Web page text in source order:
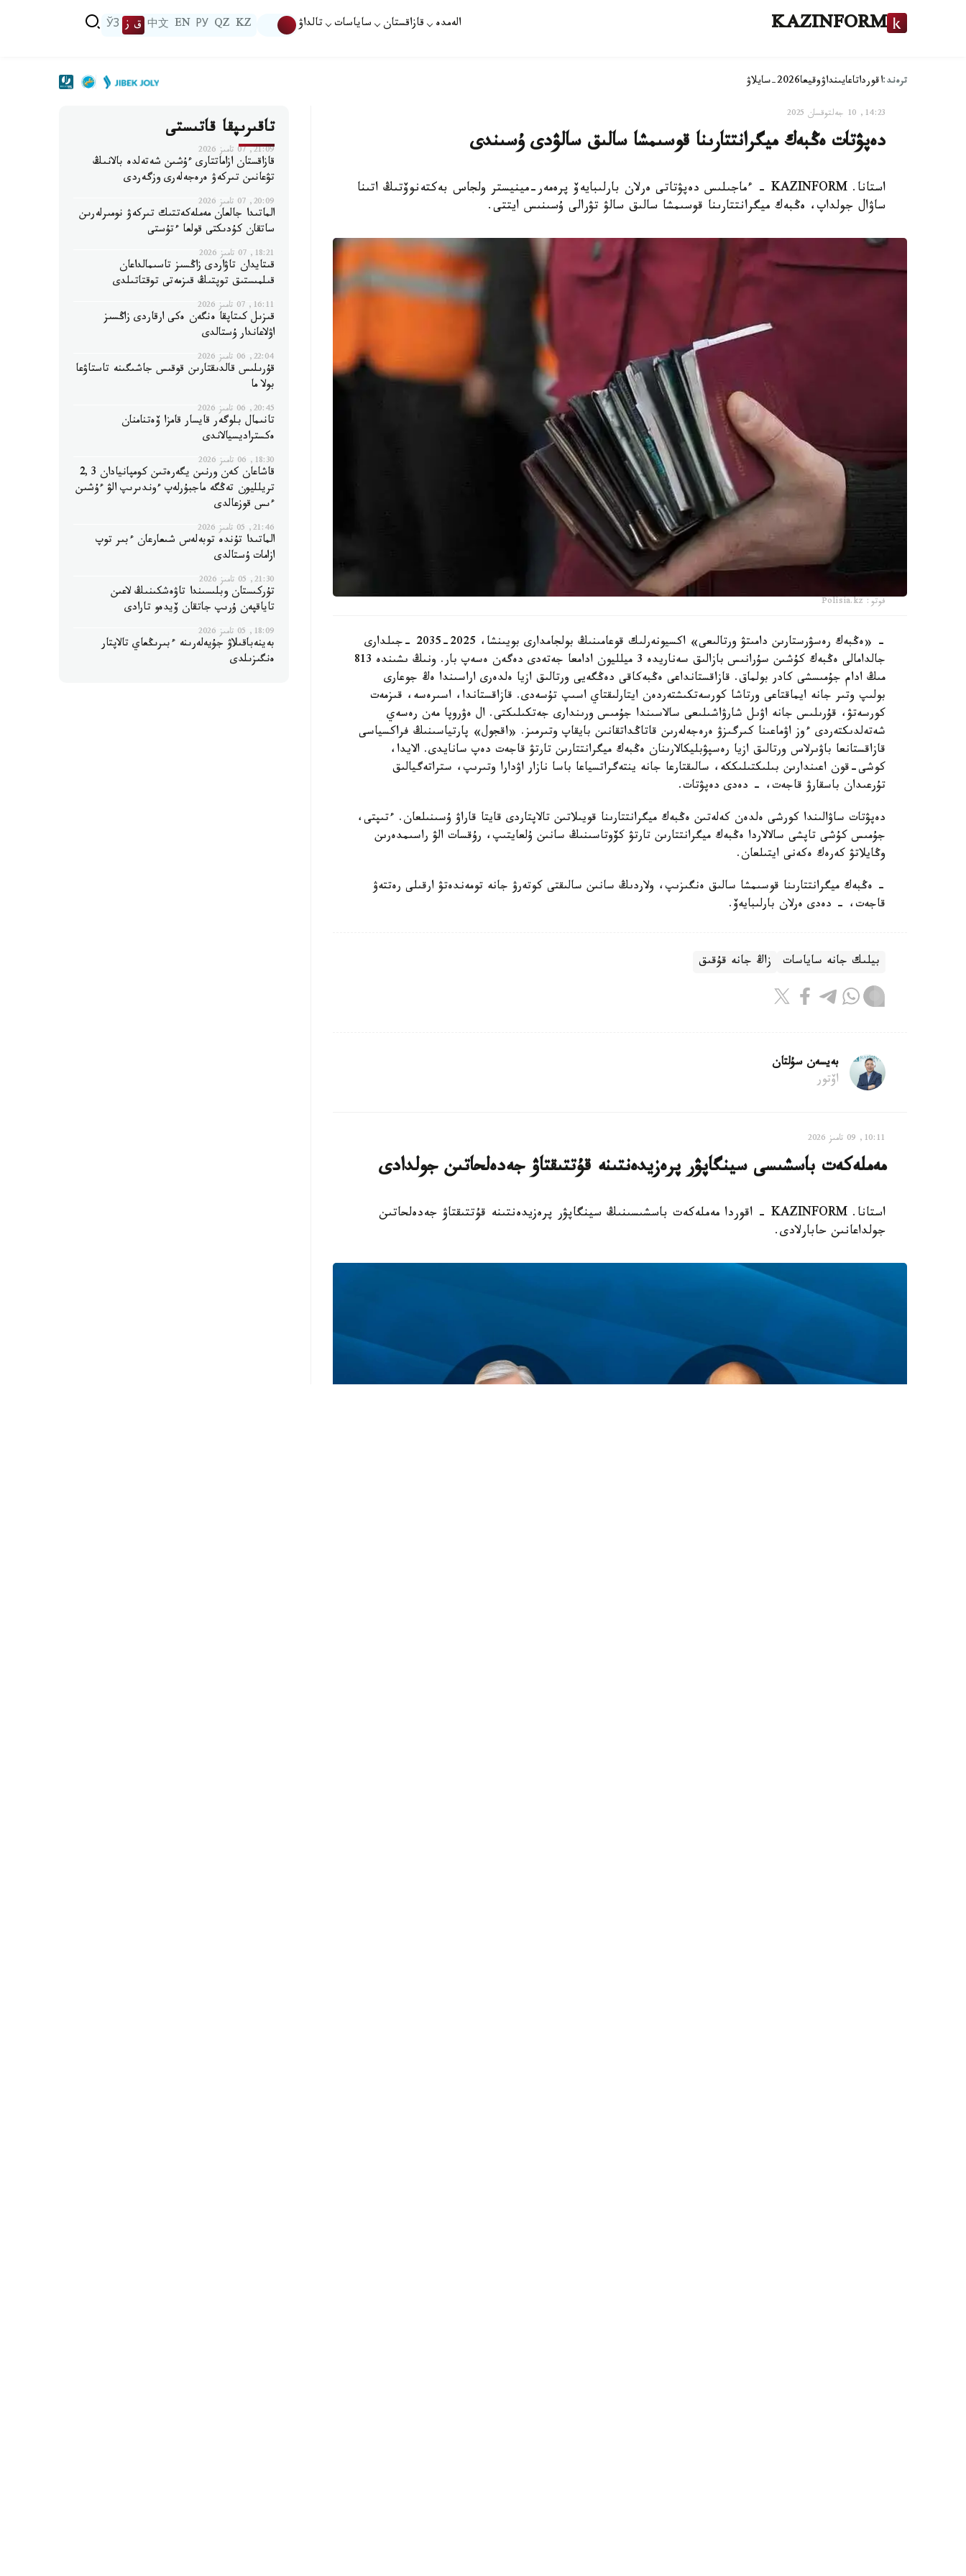
KAZINFORM الەمدە قازاقستان ساياسات تالداۋ KZ
QZ
РУ
EN
中文 ق ز ЎЗ
ترەند:اقورداتاعايىنداۋوقيعا2026-سايلاۋ
14:23, 10 جەلتوقسان 2025
دەپۋتات ەڭبەك ميگرانتتارىنا قوسىمشا سالىق سالۋدى ۇسىندى
استانا. KAZINFORM - ءماجىلىس دەپۋتاتى ەرلان بارلىبايەۆ پرەمەر-مينيستر ولجاس بەكتەنوۆتىڭ اتىنا
ساۋال جولداپ، ەڭبەك ميگرانتتارىنا قوسىمشا سالىق سالۋ تۋرالى ۇسىنىس ايتتى.
فوتو: Polisia.kz
- «ەڭبەك رەسۋرستارىن دامىتۋ ورتالىعى» اكسيونەرلىك قوعامىنىڭ بولجامدارى بويىنشا، 2025-2035 -جىلدارى
جالدامالى ەڭبەك كۇشىن سۇرانىس بازالىق سەناريدە 3 ميلليون ادامعا جەتەدى دەگەن ەسەپ بار. ونىڭ ىشىندە 813
مىڭ ادام جۇمىسشى كادر بولماق. قازاقستانداعى ەڭبەكاقى دەڭگەيى ورتالىق ازيا ەلدەرى اراسىندا ەڭ جوعارى
بولىپ وتىر جانە ايماقتاعى ورتاشا كورسەتكىشتەردەن ايتارلىقتاي اسىپ تۇسەدى. قازاقستاندا، اسىرەسە، قىزمەت
كورسەتۋ، قۇرىلىس جانە اۋىل شارۋاشىلىعى سالاسىندا جۇمىس ورىندارى جەتكىلىكتى. ال ەۋروپا مەن رەسەي
شەتەلدىكتەردى ءوز اۋماعىنا كىرگىزۋ ەرەجەلەرىن قاتاڭداتقانىن بايقاپ وتىرمىز. «اقجول» پارتياسىنىڭ فراكسياسى
قازاقستانعا باۋىرلاس ورتالىق ازيا رەسپۋبليكالارىنان ەڭبەك ميگرانتتارىن تارتۋ قاجەت دەپ سانايدى. الايدا،
كوشى-قون اعىندارىن بىلىكتىلىككە، سالىقتارعا جانە ينتەگراتسياعا باسا نازار اۋدارا وتىرىپ، ستراتەگيالىق
تۇرعىدان باسقارۋ قاجەت، - دەدى دەپۋتات.
دەپۋتات ساۋالىندا كورشى ەلدەن كەلەتىن ەڭبەك ميگرانتتارىنا قويىلاتىن تالاپتاردى قايتا قاراۋ ۇسىنىلعان. ءتىپتى،
جۇمىس كۇشى تاپشى سالالاردا ەڭبەك ميگرانتتارىن تارتۋ كۆوتاسىنىڭ سانىن ۇلعايتىپ، رۇقسات الۋ راسىمدەرىن
وڭايلاتۋ كەرەك ەكەنى ايتىلعان.
- ەڭبەك ميگرانتتارىنا قوسىمشا سالىق ەنگىزىپ، ولاردىڭ سانىن سالىقتى كوتەرۋ جانە تومەندەتۋ ارقىلى رەتتەۋ
قاجەت، - دەدى ەرلان بارلىبايەۆ.
بيلىك جانە ساياسات زاڭ جانە قۇقىق
بەيسەن سۇلتان
اۆتور
10:11, 09 تامىز 2026
مەملەكەت باسشىسى سينگاپۋر پرەزيدەنتىنە قۇتتىقتاۋ جەدەلحاتىن جولدادى
استانا. KAZINFORM - اقوردا مەملەكەت باسشىسىنىڭ سينگاپۋر پرەزيدەنتىنە قۇتتىقتاۋ جەدەلحاتىن
جولداعانىن حابارلادى.
تاقىرىپقا قاتىستى
21:09, 07 تامىز 2026
قازاقستان ازاماتتارى ءۇشىن شەتەلدە بالانىڭ
تۋعانىن تىركەۋ ەرەجەلەرى وزگەردى
20:09, 07 تامىز 2026
الماتىدا جالعان مەملەكەتتىك تىركەۋ نومىرلەرىن
ساتقان كۇدىكتى قولعا ءتۇستى
18:21, 07 تامىز 2026
قىتايدان تاۋاردى زاڭسىز تاسىمالداعان
قىلمىستىق توپتىڭ قىزمەتى توقتاتىلدى
16:11, 07 تامىز 2026
قىزىل كىتاپقا ەنگەن ەكى ارقاردى زاڭسىز
اۋلاعاندار ۇستالدى
22:04, 06 تامىز 2026
قۇرىلىس قالدىقتارىن قوقىس جاشىگىنە تاستاۋعا
بولا ما
20:45, 06 تامىز 2026
تانىمال بلوگەر قايسار قامزا ۆەتنامنان
ەكستراديسيالاندى
18:30, 06 تامىز 2026
قاشاعان كەن ورنىن يگەرەتىن كومپانيادان 2,3
تريلليون تەڭگە ماجبۇرلەپ ءوندىرىپ الۋ ءۇشىن
ءىس قوزعالدى
21:46, 05 تامىز 2026
الماتىدا تۇندە توبەلەس شىعارعان ءبىر توپ
ازامات ۇستالدى
21:30, 05 تامىز 2026
تۇركىستان وبلىسىندا تاۋەشكىنىڭ لاعىن
تاياقپەن ۇرىپ جاتقان ۆيدەو تارادى
18:09, 05 تامىز 2026
بەينەباقىلاۋ جۇيەلەرىنە ءبىرىڭعاي تالاپتار
ەنگىزىلدى